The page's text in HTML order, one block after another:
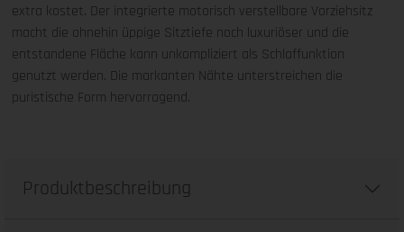
extra kostet. Der integrierte motorisch verstellbare Vorziehsitz
macht die ohnehin üppige Sitztiefe noch luxuriöser und die
entstandene Fläche kann unkompliziert als Schlaffunktion
genutzt werden. Die markanten Nähte unterstreichen die
puristische Form hervorragend.
Produktbeschreibung